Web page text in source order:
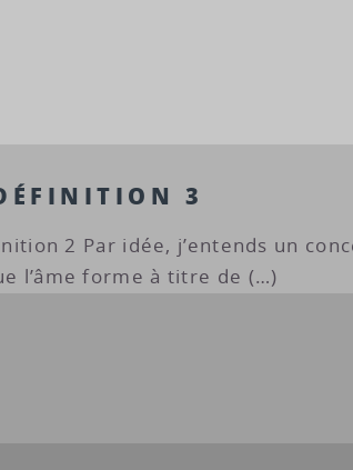
3
2 Par idée, j’entends un
l’âme forme à titre de (…)